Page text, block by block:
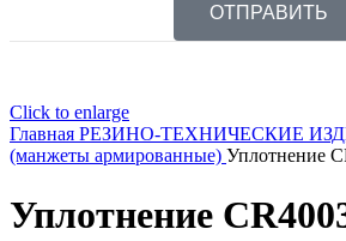
ОТПРАВИТЬ
Click to enlarge
Главная РЕЗИНО-ТЕХНИЧЕСКИЕ
(манжеты армированные) Уплотнение
Уплотнение